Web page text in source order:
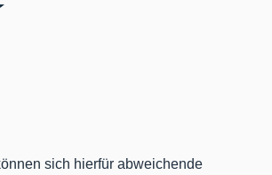
sich hierfür abweichende